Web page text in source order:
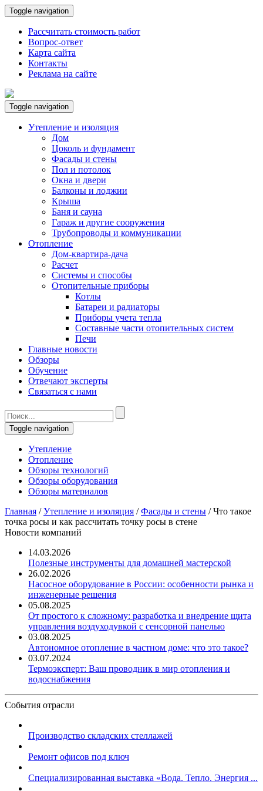
Toggle navigation
Рассчитать стоимость работ
Вопрос-ответ
Карта сайта
Контакты
Реклама на сайте
Toggle navigation
Утепление и изоляция
Дом
Цоколь и фундамент
Фасады и стены
Пол и потолок
Окна и двери
Балконы и лоджии
Крыша
Баня и сауна
Гараж и другие сооружения
Трубопроводы и коммуникации
Отопление
Дом-квартира-дача
Расчет
Системы и способы
Отопительные приборы
Котлы
Батареи и радиаторы
Приборы учета тепла
Составные части отопительных систем
Печи
Главные новости
Обзоры
Обучение
Отвечают эксперты
Связаться с нами
Toggle navigation
Утепление
Отопление
Обзоры технологий
Обзоры оборудования
Обзоры материалов
Главная /Утепление и изоляция /Фасады и стены /Что такое
точка росы и как рассчитать точку росы в стене
Новости компаний
14.03.2026
Полезные инструменты для домашней мастерской
26.02.2026
Насосное оборудование в России: особенности рынка и
инженерные решения
05.08.2025
От простого к сложному: разработка и внедрение щита
управления воздуходувкой с сенсорной панелью
03.08.2025
Автономное отопление в частном доме: что это такое?
03.07.2024
Термоэксперт: Ваш проводник в мир отопления и
водоснабжения
События отрасли
Производство складских стеллажей
Ремонт офисов под ключ
Специализированная выставка «Вода. Тепло. Энергия ...